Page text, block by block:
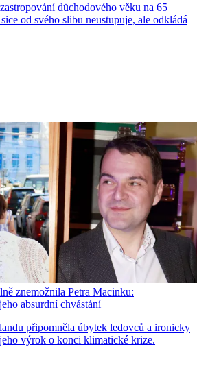
důchodového věku na 65
od svého slibu neustupuje, ale odkládá
znemožnila Petra Macinku:
absurdní chvástání
připomněla úbytek ledovců a ironicky
výrok o konci klimatické krize.